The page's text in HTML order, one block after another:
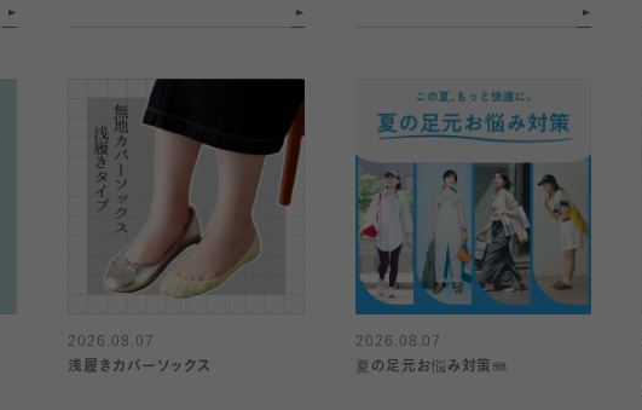
2026.08.07
浅履きカバーソックス
2026.08.07
夏の足元お悩み対策🪼